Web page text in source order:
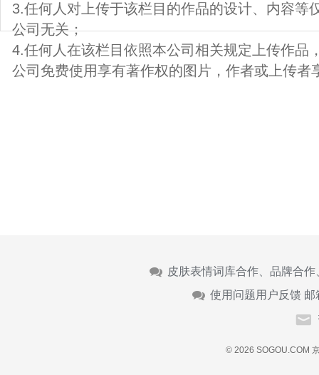
3.任何人对上传于该栏目的作品的设计、内容等
公司无关；
4.任何人在该栏目依照本公司相关规定上传作品
公司免费使用享有著作权的图片，作者或上传者
皮肤表情词库合作、品牌合
使用问题用户反馈 邮
© 2026 SOGOU.COM